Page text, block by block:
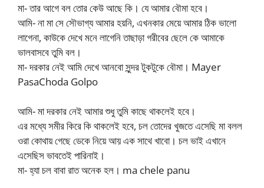
মা- তার আগে বল তোর কেউ আছে কি। যে আমার বৌমা হবে।
আমি- না মা সে সৌভাগ্য আমার হয়নি, এখনকার মেয়ে আমার ঠিক ভালো
লাগেনা, কাউকে দেখে মনে লাগেনি তাছাড়া গরীবের ছেলে কে আমাকে
ভালবাসবে তুমি বল।
মা- দরকার নেই আমি দেখে আনবো সুন্দর টুকটুকে বৌমা। Mayer
PasaChoda Golpo
আমি- মা দরকার নেই আমার শুধু তুমি কাছে থাকলেই হবে।
এর মধ্যে সমীর কিরে কি থাকলেই হবে, চল তোদের খুজতে এসেছি মা বলল
ওরা কোথায় গেছে ডেকে নিয়ে আয় এক সাথে খাবো। চল ভাই এখানে
এসেছিস ভাবতেই পারিনাই।
মা- হ্যা চল বাবা রাত অনেক হল। ma chele panu